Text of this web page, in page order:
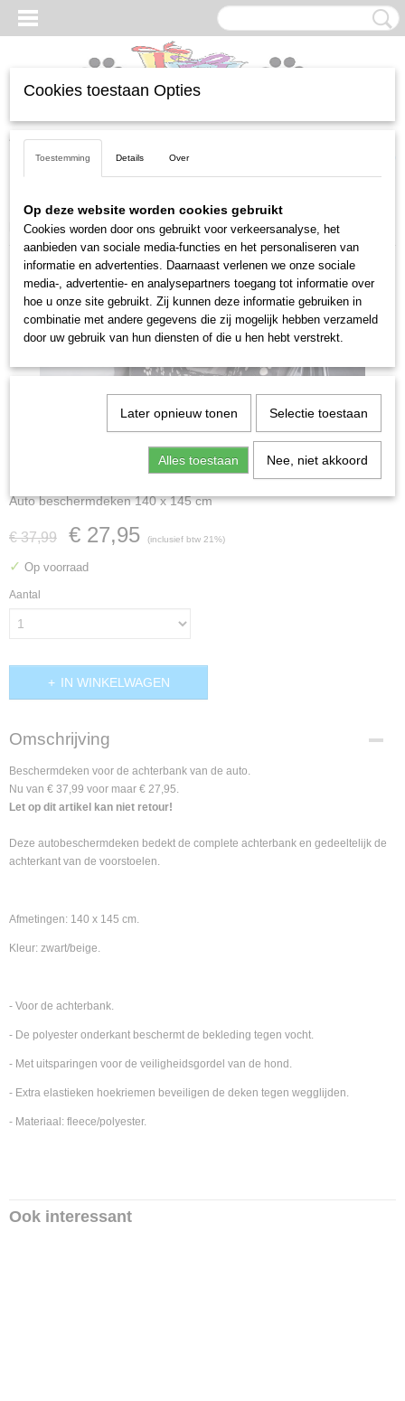
Inloggen Registreren
Home >Honden>Transport>Auto toebehoren>
beschermdeken 140 x 145 cm
Auto beschermdeken 140 x 145 cm
€ 37,99 € 27,95 (inclusief btw 21%)
✓ Op voorraad
Aantal
IN WINKELWAGEN
Omschrijving
Beschermdeken voor de achterbank van de auto.
Nu van € 37,99 voor maar € 27,95.
Let op dit artikel kan niet retour!
Deze autobeschermdeken bedekt de complete achterbank en gedeeltelijk de
achterkant van de voorstoelen.
Afmetingen: 140 x 145 cm.
Kleur: zwart/beige.
- Voor de achterbank.
- De polyester onderkant beschermt de bekleding tegen vocht.
- Met uitsparingen voor de veiligheidsgordel van de hond.
- Extra elastieken hoekriemen beveiligen de deken tegen wegglijden.
- Materiaal: fleece/polyester.
Ook interessant
Cookies toestaan Opties
Toestemming Details Over
Op deze website worden cookies gebruikt
Cookies worden door ons gebruikt voor verkeersanalyse, het
aanbieden van sociale media-functies en het personaliseren van
informatie en advertenties. Daarnaast verlenen we onze sociale
media-, advertentie- en analysepartners toegang tot informatie over
hoe u onze site gebruikt. Zij kunnen deze informatie gebruiken in
combinatie met andere gegevens die zij mogelijk hebben verzameld
door uw gebruik van hun diensten of die u hen hebt verstrekt.
Later opnieuw tonen Selectie toestaan
Alles toestaan Nee, niet akkoord